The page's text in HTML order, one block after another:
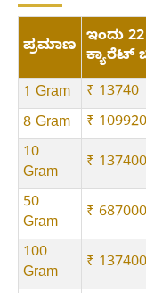
ಪ್ರಮಾಣ ಇಂದು 22
ಕ್ಯಾರೆಟ್
1 Gram
₹ 13740
8 Gram
₹ 109920
10
Gram
₹ 137400
50
Gram
₹ 687000
100
Gram
₹